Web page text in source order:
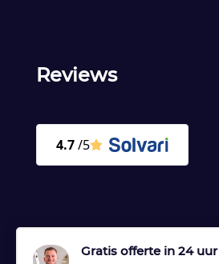
Gratis offerte in 24 uur
Reviews